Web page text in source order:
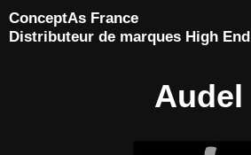
ConceptAs France
Distributeur de marques High End
Audel